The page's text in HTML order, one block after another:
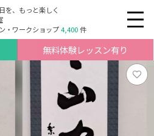
を、もっと楽しく
・ワークショップ4,400件
無料体験レッスン有り